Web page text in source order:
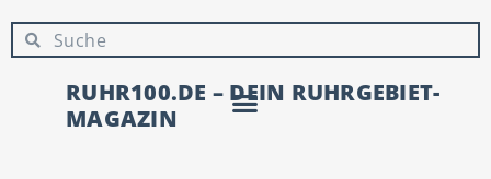
RUHR100.DE – DEIN RUHRGEBIET-
MAGAZIN